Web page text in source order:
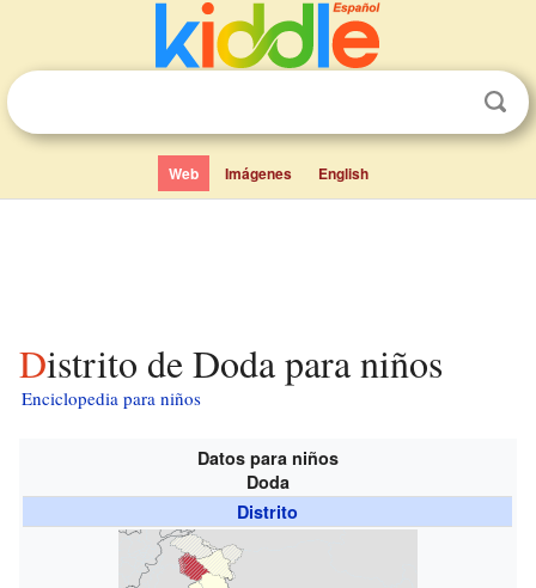
Web Imágenes English
Distrito de Doda para niños
Enciclopedia para niños
Datos para niños
Doda
Distrito